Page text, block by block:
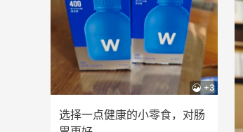
+3
选择一点健康的小零食，对肠